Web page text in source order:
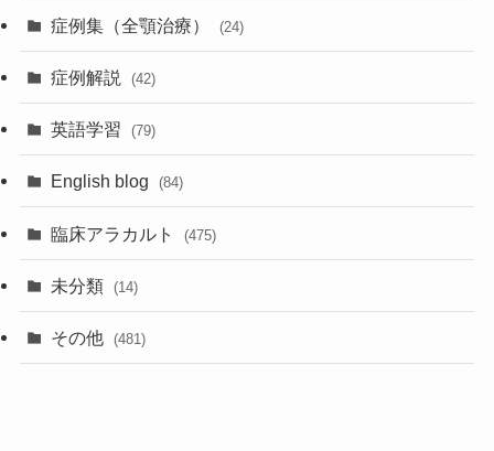
症例集（全顎治療） (24)
症例解説 (42)
英語学習 (79)
English blog (84)
臨床アラカルト (475)
未分類 (14)
その他 (481)